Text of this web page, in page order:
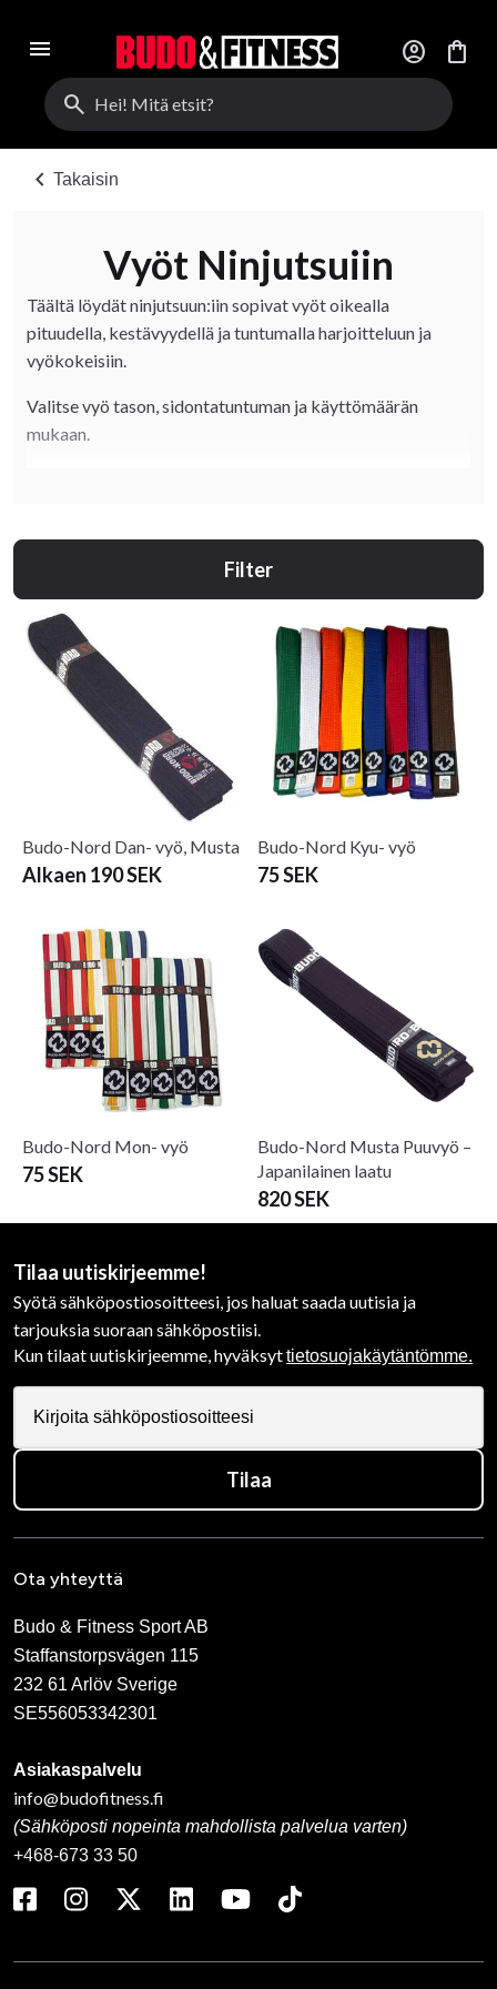
menu account_circle
shopping_bag
search
chevron_left Takaisin
Vyöt Ninjutsuiin
Täältä löydät ninjutsuun:iin sopivat vyöt oikealla
pituudella, kestävyydellä ja tuntumalla harjoitteluun ja
vyökokeisiin.
Valitse vyö tason, sidontatuntuman ja käyttömäärän
mukaan.
Filter
Budo-Nord Dan- vyö, Musta
Alkaen 190 SEK
Budo-Nord Kyu- vyö
75 SEK
Budo-Nord Mon- vyö
75 SEK
Budo-Nord Musta Puuvyö –
Japanilainen laatu
820 SEK
Tilaa uutiskirjeemme!
Syötä sähköpostiosoitteesi, jos haluat saada uutisia ja
tarjouksia suoraan sähköpostiisi.
Kun tilaat uutiskirjeemme, hyväksyttietosuojakäytäntömme.
Tilaa
Ota yhteyttä
Budo & Fitness Sport AB
Staffanstorpsvägen 115
232 61 Arlöv Sverige
SE556053342301
Asiakaspalvelu
info@budofitness.fi
(Sähköposti nopeinta mahdollista palvelua varten)
+468-673 33 50